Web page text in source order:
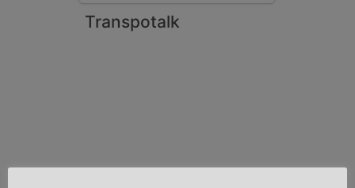
Transpotalk